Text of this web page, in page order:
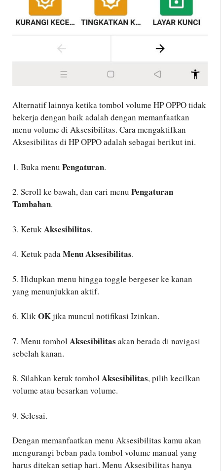
Alternatif lainnya ketika tombol volume HP OPPO tidak
bekerja dengan baik adalah dengan memanfaatkan
menu volume di Aksesibilitas. Cara mengaktifkan
Aksesibilitas di HP OPPO adalah sebagai berikut ini.
1. Buka menu Pengaturan.
2. Scroll ke bawah, dan cari menu Pengaturan
Tambahan.
3. Ketuk Aksesibilitas.
4. Ketuk padaMenu Aksesibilitas.
5. Hidupkan menu hingga toggle bergeser ke kanan
yang menunjukkan aktif.
6. KlikOKjika muncul notifikasi Izinkan.
7. Menu tombol Aksesibilitas akan berada di navigasi
sebelah kanan.
8. Silahkan ketuk tombol Aksesibilitas, pilih kecilkan
volume atau besarkan volume.
9. Selesai.
Dengan memanfaatkan menu Aksesibilitas kamu akan
mengurangi beban pada tombol volume manual yang
harus ditekan setiap hari. Menu Aksesibilitas hanya